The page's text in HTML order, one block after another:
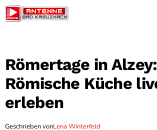
Römertage in Alzey:
Römische Küche
erleben
Geschrieben vonLena Winterfeld